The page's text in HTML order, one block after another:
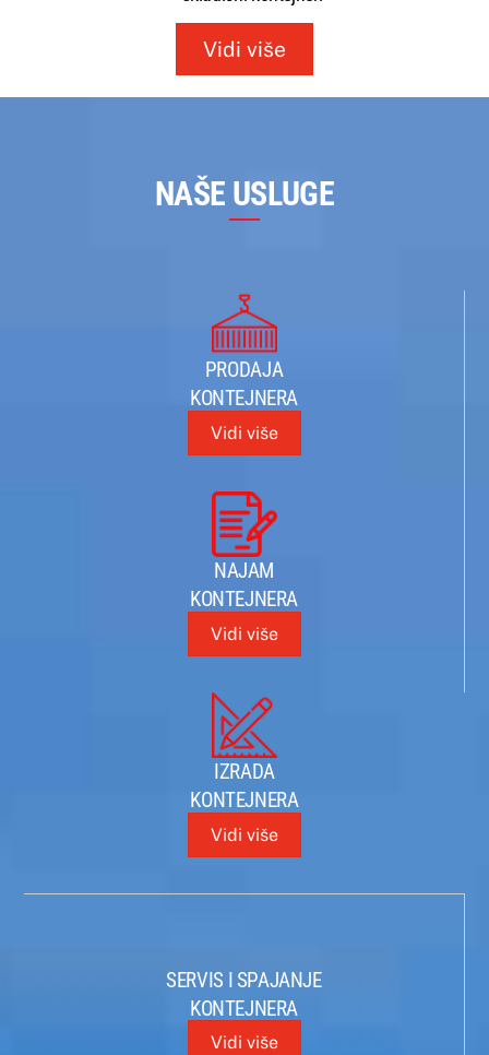
Vidi više
NAŠE USLUGE
PRODAJA
KONTEJNERA
Vidi više
NAJAM
KONTEJNERA
Vidi više
IZRADA
KONTEJNERA
Vidi više
SERVIS I SPAJANJE
KONTEJNERA
Vidi više